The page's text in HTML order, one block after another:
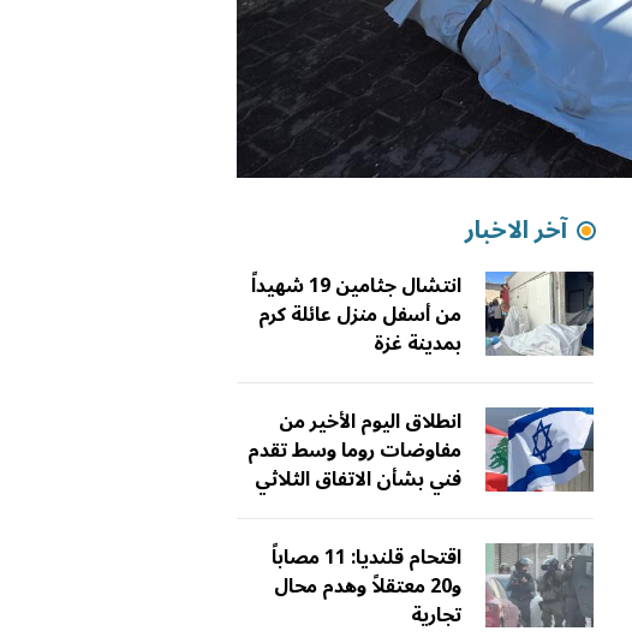
آخر الاخبار
انتشال جثامين 19 شهيداً
من أسفل منزل عائلة كرم
بمدينة غزة
انطلاق اليوم الأخير من
مفاوضات روما وسط تقدم
فني بشأن الاتفاق الثلاثي
اقتحام قلنديا: 11 مصاباً
و20 معتقلاً وهدم محال
تجارية